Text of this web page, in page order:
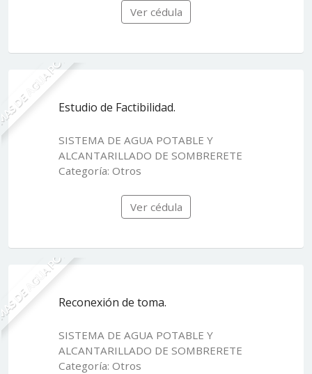
Ver cédula
AGUA POTABLEEstudio de Factibilidad.
SISTEMA DE AGUA POTABLE Y
ALCANTARILLADO DE SOMBRERETE
Categoría: Otros
Ver cédula
AGUA POTABLEReconexión de toma.
SISTEMA DE AGUA POTABLE Y
ALCANTARILLADO DE SOMBRERETE
Categoría: Otros